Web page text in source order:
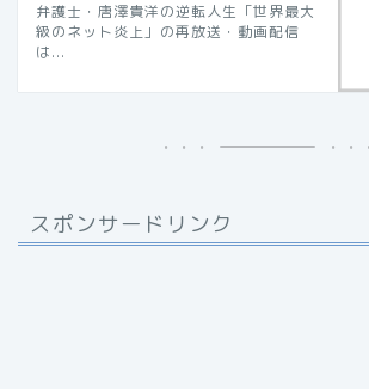
弁護士・唐澤貴洋の逆転人生「世界最大
級のネット炎上」の再放送・動画配信
は...
スポンサードリンク